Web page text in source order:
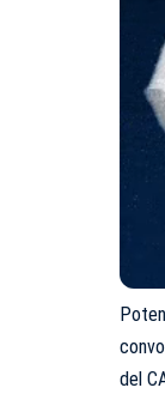
del